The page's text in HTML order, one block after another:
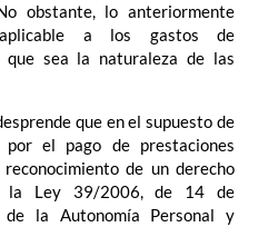
obstante, lo anteriormente
a los gastos de
que sea la naturaleza de las
que en el supuesto de
el pago de prestaciones
de un derecho
la Ley 39/2006, de 14 de
de la Autonomía Personal y